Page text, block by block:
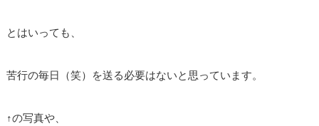
とはいっても、
苦行の毎日（笑）を送る必要はないと思っています。
↑の写真や、